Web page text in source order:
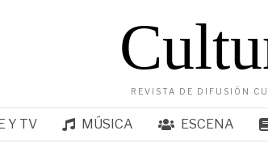
REVISTA DE DIFUSIÓN
Y TV MÚSICA ESCENA